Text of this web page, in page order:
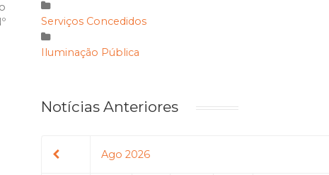
Serviços Concedidos
Iluminação Pública
Notícias Anteriores
Ago 2026